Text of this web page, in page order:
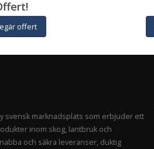
offert
svensk marknadsplats som erbjuder ett
inom skog, lantbruk och
och säkra leveranser, duktig